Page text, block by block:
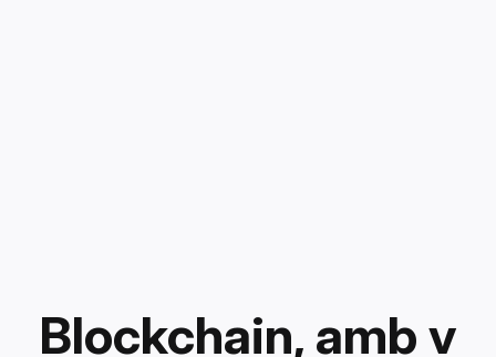
Blockchain, amb v